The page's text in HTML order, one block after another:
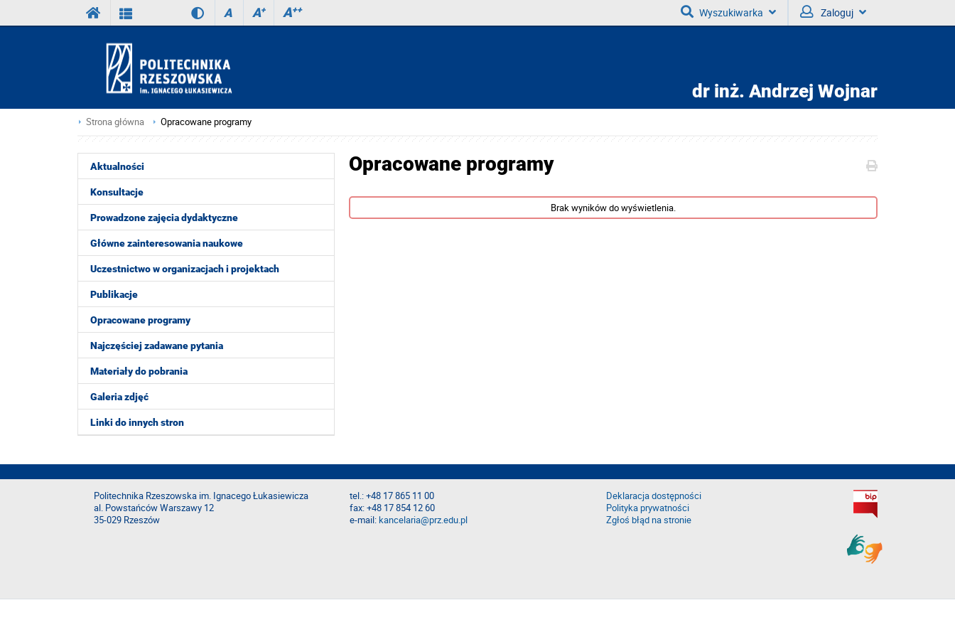
A A+ A++ Wyszukiwarka Zaloguj
dr inż. Andrzej Wojnar
Strona główna Opracowane programy
Aktualności
Konsultacje
Prowadzone zajęcia dydaktyczne
Główne zainteresowania naukowe
Uczestnictwo w organizacjach i projektach
Publikacje
Opracowane programy
Najczęściej zadawane pytania
Materiały do pobrania
Galeria zdjęć
Linki do innych stron
Opracowane programy
Brak wyników do wyświetlenia.
Politechnika Rzeszowska im. Ignacego Łukasiewicza
al. Powstańców Warszawy 12
35-029 Rzeszów
tel.: +48 17 865 11 00
fax: +48 17 854 12 60
e-mail:kancelaria@prz.edu.pl
Deklaracja dostępności
Polityka prywatności
Zgłoś błąd na stronie